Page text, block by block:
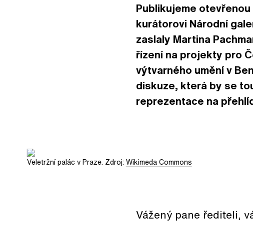
Publikujeme
kurátorovi Národní
zaslaly Martina
řízení na projekty pro
výtvarného umění v
diskuze, která by se
reprezentace na
Veletržní palác v Praze. Zdroj: Wikimeda Commons
Vážený pane řediteli,